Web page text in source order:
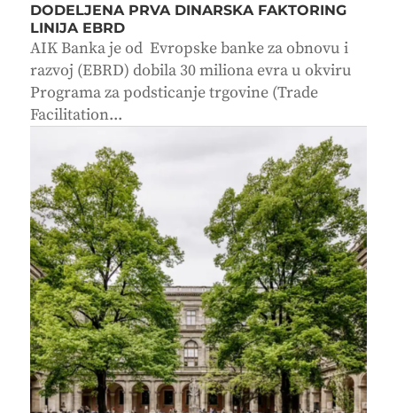
DODELJENA PRVA DINARSKA FAKTORING
LINIJA EBRD
AIK Banka je od Evropske banke za obnovu i
razvoj (EBRD) dobila 30 miliona evra u okviru
Programa za podsticanje trgovine (Trade
Facilitation...